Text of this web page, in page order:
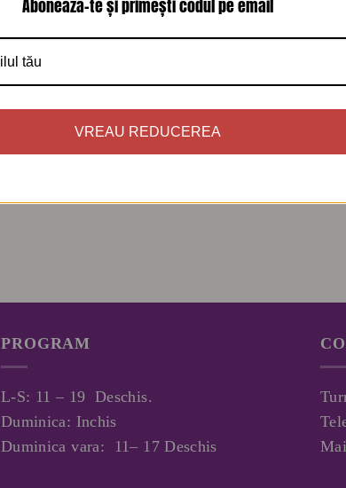
PROGRAM
L-S: 11 – 19 Deschis.
Duminica: Inchis
Duminica vara: 11– 17 Deschis
Abonează-te și primești codul pe email
VREAU REDUCEREA